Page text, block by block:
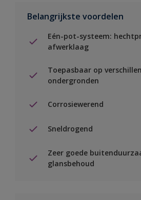
Belangrijkste voordelen
Eén-pot-systeem:
afwerklaag
Toepasbaar op
ondergronden
Corrosiewerend
Sneldrogend
Zeer goede
glansbehoud